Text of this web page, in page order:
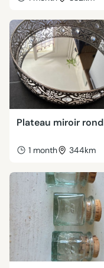
Plateau miroir rond
1 month 344km